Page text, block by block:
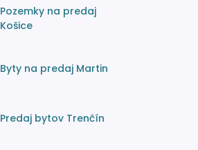
Pozemky na predaj
Košice
Byty na predaj Martin
Predaj bytov Trenčín